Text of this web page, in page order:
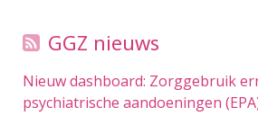
GGZ nieuws
Nieuw dashboard: Zorggebruik
psychiatrische aandoeningen